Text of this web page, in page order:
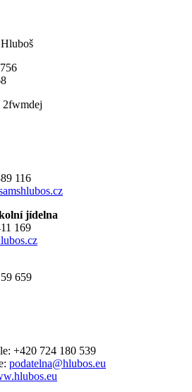
2fwmdej
116
jídelna
169
659
+420 724 180 539
podatelna@hlubos.eu